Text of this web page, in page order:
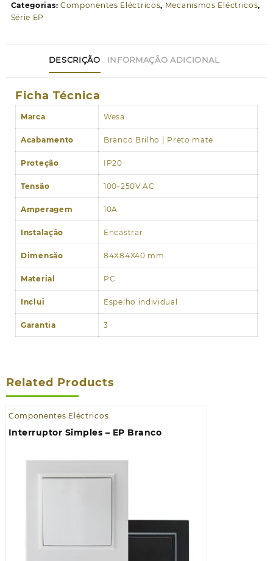
Categorias: Componentes Eléctricos, Mecanismos Eléctricos,
Série EP
DESCRIÇÃO INFORMAÇÃO ADICIONAL
Ficha Técnica
Marca Wesa
Acabamento Branco Brilho | Preto mate
Proteção IP20
Tensão 100-250V AC
Amperagem 10A
Instalação Encastrar
Dimensão 84X84X40 mm
Material PC
Inclui Espelho individual
Garantia 3
Related Products
Componentes Eléctricos
Interruptor Simples – EP Branco